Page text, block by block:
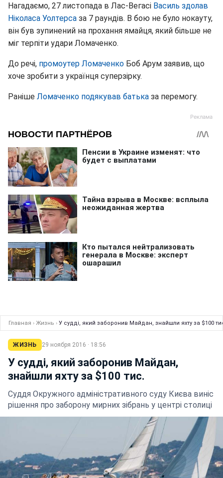
Нагадаємо, 27 листопада в Лас-Вегасі Василь здолав
Ніколаса Уолтерса за 7 раундів. В бою не було нокауту,
він був зупинений на прохання ямайця, який більше не
міг терпіти удари Ломаченко.
До речі, промоутер Ломаченко Боб Арум заявив, що
хоче зробити з українця суперзірку.
Раніше Ломаченко подякував батька за перемогу.
Главная › Жизнь › У судді, який заборонив Майдан, знайшли яхту за $100
ЖИЗНЬ 29 ноября 2016 · 18:56
У судді, який заборонив Майдан,
знайшли яхту за $100 тис.
Суддя Окружного адміністративного суду Києва виніс
рішення про заборону мирних зібрань у центрі столиці